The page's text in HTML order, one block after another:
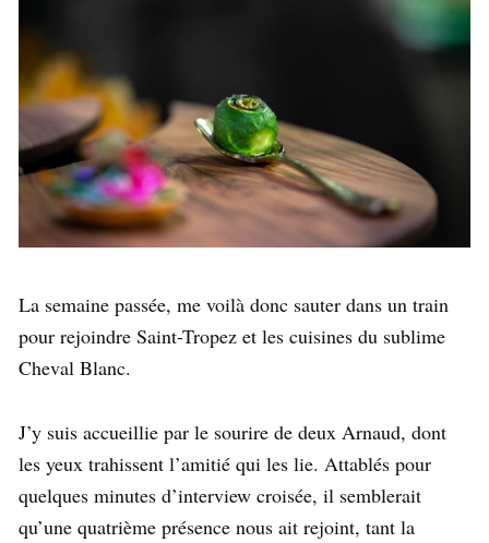
La semaine passée, me voilà donc sauter dans un train
pour rejoindre Saint-Tropez et les cuisines du sublime
Cheval Blanc.
J’y suis accueillie par le sourire de deux Arnaud, dont
les yeux trahissent l’amitié qui les lie. Attablés pour
quelques minutes d’interview croisée, il semblerait
qu’une quatrième présence nous ait rejoint, tant la